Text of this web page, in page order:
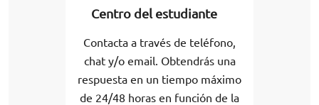
Centro del estudiante
Contacta a través de teléfono,
chat y/o email. Obtendrás una
respuesta en un tiempo máximo
de 24/48 horas en función de la